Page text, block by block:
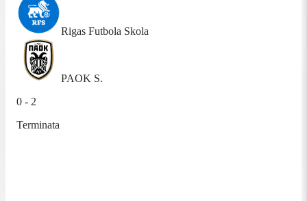
Rigas Futbola Skola
PAOK S.
0 - 2
Terminata